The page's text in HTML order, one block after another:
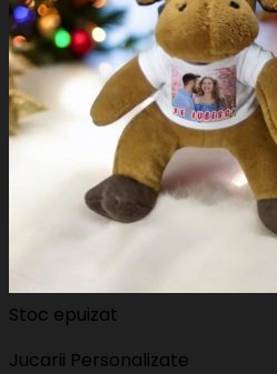
Stoc epuizat
Jucarii Personalizate